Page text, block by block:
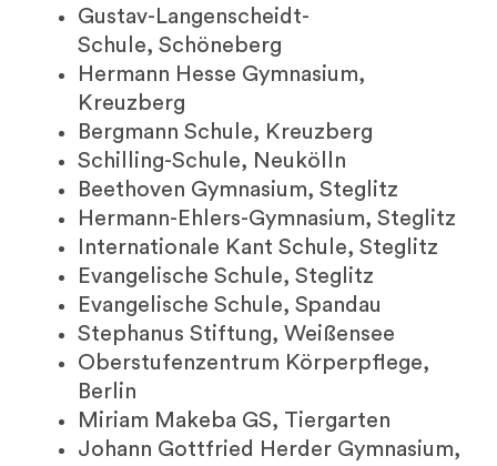
Gustav-Langenscheidt-
Schule, Schöneberg
Hermann Hesse Gymnasium,
Kreuzberg
Bergmann Schule, Kreuzberg
Schilling-Schule, Neukölln
Beethoven Gymnasium, Steglitz
Hermann-Ehlers-Gymnasium, Steglitz
Internationale Kant Schule, Steglitz
Evangelische Schule, Steglitz
Evangelische Schule, Spandau
Stephanus Stiftung, Weißensee
Oberstufenzentrum Körperpflege,
Berlin
Miriam Makeba GS, Tiergarten
Johann Gottfried Herder Gymnasium,